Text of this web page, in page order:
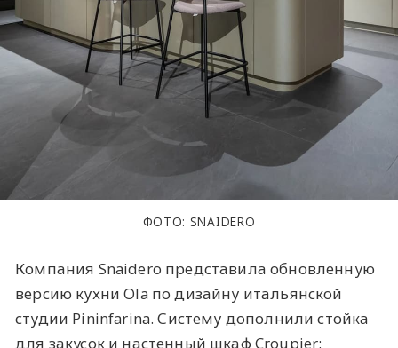
ФОТО: SNAIDERO
Компания Snaidero представила обновленную
версию кухни Ola по дизайну итальянской
студии Pininfarina. Систему дополнили стойка
для закусок и настенный шкаф Croupier: